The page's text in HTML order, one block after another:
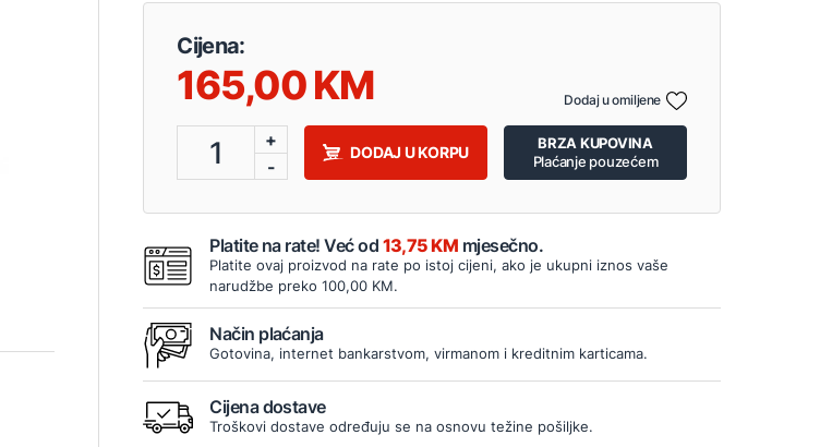
Cijena:
165,00
1
+
-
DODAJ U KORPU
BRZA KUPOVINA
Plaćanje pouzećem
Dodaj u omiljene
Platite na rate! Već od 13,75 KM mjesečno.
Platite ovaj proizvod na rate po istoj cijeni, ako je ukupni iznos vaše
narudžbe preko 100,00 KM.
Način plaćanja
Gotovina, internet bankarstvom, virmanom i kreditnim karticama.
Cijena dostave
Troškovi dostave određuju se na osnovu težine pošiljke.